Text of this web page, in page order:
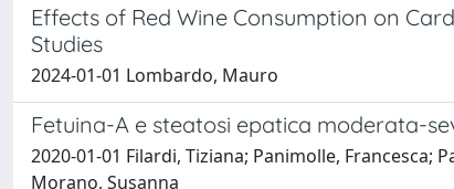
Effects of Red Wine Consumption on
Studies
2024-01-01 Lombardo, Mauro
Fetuina-A e steatosi epatica moderata-
2020-01-01 Filardi, Tiziana; Panimolle, Francesca;
Morano, Susanna